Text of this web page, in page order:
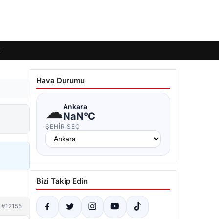
#12155
Hava Durumu
☁Ankara
NaN°C
ŞEHIR SEÇ
Bizi Takip Edin